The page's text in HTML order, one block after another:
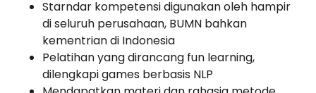
Starndar kompetensi digunakan oleh hampir
di seluruh perusahaan, BUMN bahkan
kementrian di Indonesia
Pelatihan yang dirancang fun learning,
dilengkapi games berbasis NLP